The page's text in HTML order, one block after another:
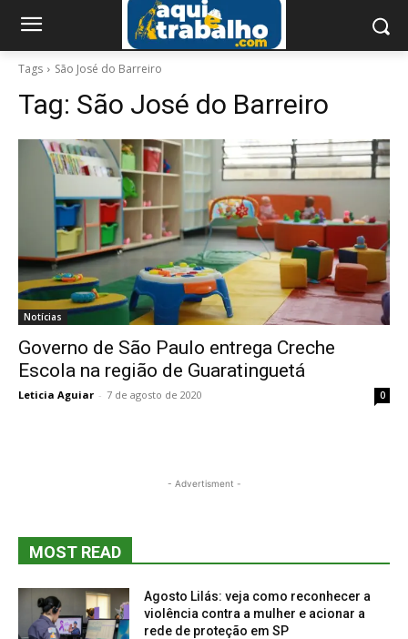
Tags São José do Barreiro
Tag: São José do Barreiro
Notícias
Governo de São Paulo entrega Creche
Escola na região de Guaratinguetá
Leticia Aguiar - 7 de agosto de 2020 0
- Advertisment -
MOST READ
Agosto Lilás: veja como reconhecer a
violência contra a mulher e acionar a
rede de proteção em SP